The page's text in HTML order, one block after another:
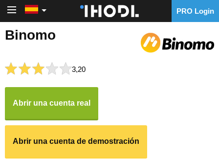
PRO Login
Binomo
3,20
Abrir una cuenta real
Abrir una cuenta de demostración